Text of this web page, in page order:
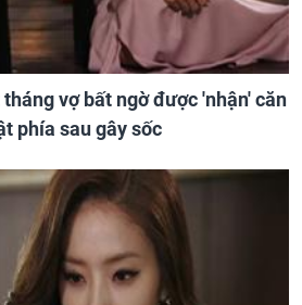
vợ bất ngờ được 'nhận' căn
phía sau gây sốc